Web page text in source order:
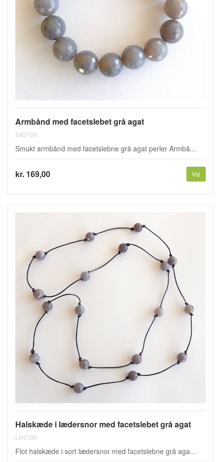
Armbånd med facetslebet grå agat
SA2109
Smukt armbånd med facetslebne grå agat perler Armbå...
kr. 169,00 Vis
Halskæde i lædersnor med facetslebet grå agat
LH3100
Flot halskæde i sort lædersnor med facetslebne grå aga...